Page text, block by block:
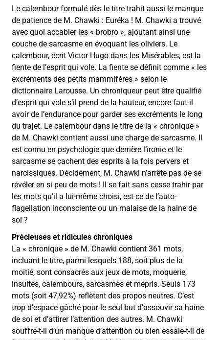
Le calembour formulé dès le titre trahit aussi le manque
de patience de M. Chawki : Euréka ! M. Chawki a trouvé
avec quoi accabler les « brobro », ajoutant ainsi une
couche de sarcasme en évoquant les oliviers. Le
calembour, écrit Victor Hugo dans les Misérables, est la
fiente de l’esprit qui vole. La fiente se définit comme « les
excréments des petits mammifères » selon le
dictionnaire Larousse. Un chroniqueur peut être qualifié
d’esprit qui vole s’il prend de la hauteur, encore faut-il
avoir de l’endurance pour garder ses excréments le long
du trajet. Le calembour dans le titre de la « chronique »
de M. Chawki contient aussi une charge de sarcasme. Il
est connu en psychologie que derrière l’ironie et le
sarcasme se cachent des esprits à la fois pervers et
narcissiques. Décidément, M. Chawki n’arrête pas de se
révéler en si peu de mots ! Il se fait sans cesse trahir par
les mots qu’il a lui-même choisi, est-ce de l’auto-
flagellation inconsciente ou un malaise de la haine de
soi ?
Précieuses et ridicules chroniques
La « chronique » de M. Chawki contient 361 mots,
incluant le titre, parmi lesquels 188, soit plus de la
moitié, sont consacrés aux jeux de mots, moquerie,
insultes, calembours, sarcasmes et mépris. Seuls 173
mots (soit 47,92%) reflètent des propos neutres. C’est
trop d’espace gâché pour le seul but d’assouvir sa haine
de soi et d’attirer l’attention des autres. M. Chawki
souffre-t-il d’un manque d’attention ou bien essaie-t-il de